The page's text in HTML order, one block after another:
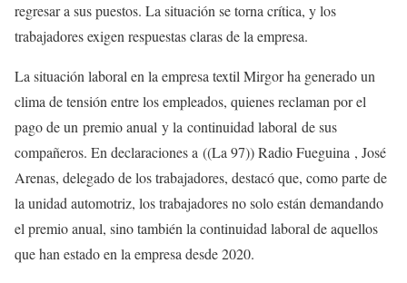
regresar a sus puestos. La situación se torna crítica, y los
trabajadores exigen respuestas claras de la empresa.
La situación laboral en la empresa textil Mirgor ha generado un
clima de tensión entre los empleados, quienes reclaman por el
pago de un premio anual y la continuidad laboral de sus
compañeros. En declaraciones a ((La 97)) Radio Fueguina , José
Arenas, delegado de los trabajadores, destacó que, como parte de
la unidad automotriz, los trabajadores no solo están demandando
el premio anual, sino también la continuidad laboral de aquellos
que han estado en la empresa desde 2020.